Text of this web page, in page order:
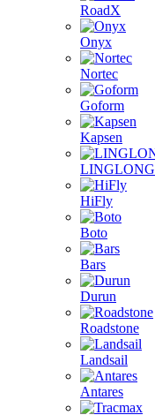
RoadX
Onyx
Nortec
Goform
Kapsen
LINGLONG
HiFly
Boto
Bars
Durun
Roadstone
Landsail
Antares